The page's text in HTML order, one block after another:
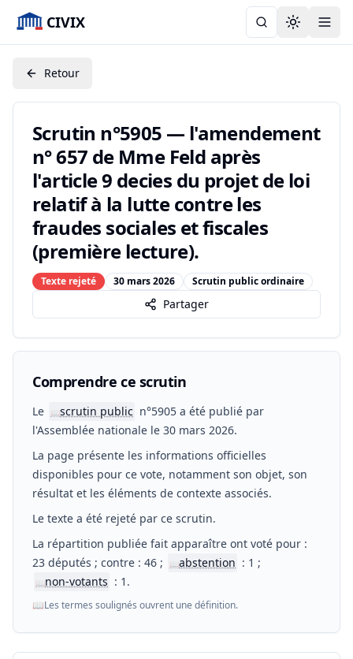
CIVIX Toggle
Retour
Scrutin n°5905 — l'amendement
n° 657 de Mme Feld après
l'article 9 decies du projet de loi
relatif à la lutte contre les
fraudes sociales et fiscales
(première lecture).
Texte rejeté 30 mars 2026 Scrutin public ordinaire
Partager
Comprendre ce scrutin
Le 📖scrutin public n°5905 a été publié par
l'Assemblée nationale le 30 mars 2026.
La page présente les informations officielles
disponibles pour ce vote, notamment son objet, son
résultat et les éléments de contexte associés.
Le texte a été rejeté par ce scrutin.
La répartition publiée fait apparaître ont voté pour :
23 députés ; contre : 46 ;
📖abstention : 1 ;
📖non-votants : 1.
📖Les termes soulignés ouvrent une définition.